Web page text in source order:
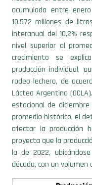
10.572 millones de
interanual del 10,2%
nivel superior al
crecimiento se
producción individual,
rodeo lechero, de
Láctea Argentina
estacional de
promedio histórico, el
afectar la producción
proyecta que la
la de 2022,
década, con un volumen